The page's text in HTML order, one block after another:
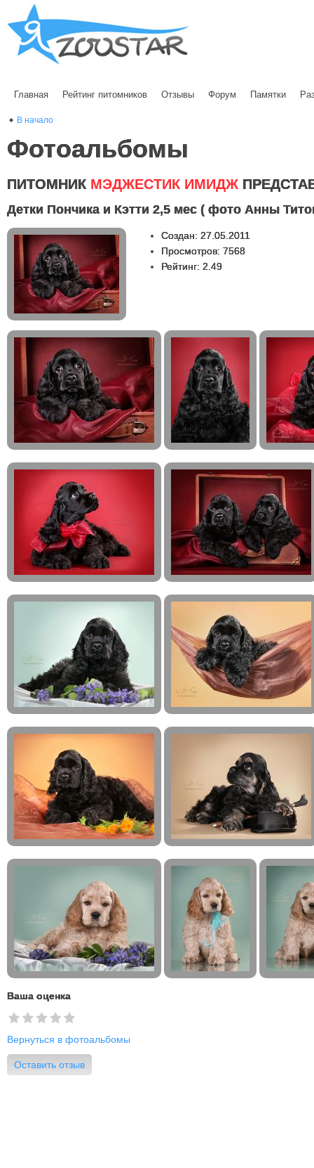
Главная Рейтинг питомников Отзывы Форум Памятки
В начало
Фотоальбомы
ПИТОМНИК МЭДЖЕСТИК ИМИДЖ
Детки Пончика и Кэтти 2,5 мес ( фото Анны
Создан: 27.05.2011
Просмотров: 7568
Рейтинг: 2.49
Ваша оценка
Вернуться в фотоальбомы
Оставить отзыв